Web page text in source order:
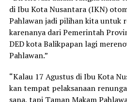
di Ibu Kota Nusantara (IKN)
Pahlawan jadi pilihan kita untuk
karenanya dari Pemerintah
DED kota Balikpapan lagi
Pahlawan.”
“Kalau 17 Agustus di Ibu Kota
kan tempat pelaksanaan
sana, tapi Taman Makam